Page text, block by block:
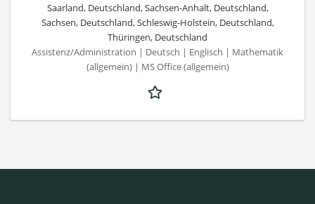
Saarland, Deutschland, Sachsen-Anhalt, Deutschland,
Sachsen, Deutschland, Schleswig-Holstein, Deutschland,
Thüringen, Deutschland
Assistenz/Administration | Deutsch | Englisch | Mathematik
(allgemein) | MS Office (allgemein)